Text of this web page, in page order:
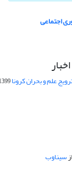
اجتماعی
علم و بحران کرونا04-01
سیناوب